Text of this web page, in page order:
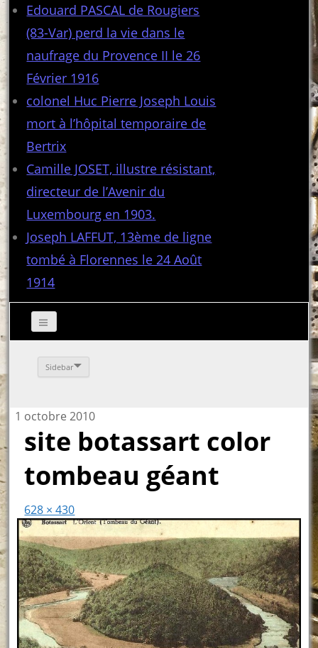
Edouard PASCAL de Rougiers
(83-Var) perd la vie dans le
naufrage du Provence II le 26
Février 1916
colonel Huc Pierre Joseph Louis
mort à l’hôpital temporaire de
Bertrix
Camille JOSET, illustre résistant,
directeur de l’Avenir du
Luxembourg en 1903.
Joseph LAFFUT, 13ème de ligne
tombé à Florennes le 24 Août
1914
Sidebar
1 octobre 2010
site botassart color
tombeau géant
628 × 430